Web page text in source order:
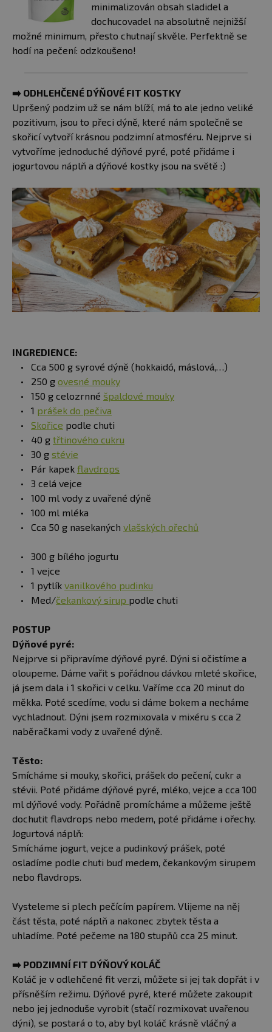
minimalizován obsah sladidel a
dochucovadel na absolutně nejnižší
možné minimum, přesto chutnají skvěle. Perfektně se
hodí na pečení: odzkoušeno!
➡️ ODHLEHČENÉ DÝŇOVÉ FIT KOSTKY
Upršený podzim už se nám blíží, má to ale jedno veliké
pozitivum, jsou to přeci dýně, které nám společně se
skořicí vytvoří krásnou podzimní atmosféru. Nejprve si
vytvoříme jednoduché dýňové pyré, poté přidáme i
jogurtovou náplň a dýňové kostky jsou na světě :)
INGREDIENCE:
Cca 500 g syrové dýně (hokkaidó, máslová,…)
250 g ovesné mouky
150 g celozrnné špaldové mouky
1 prášek do pečiva
Skořice podle chuti
40 g třtinového cukru
30 g stévie
Pár kapek flavdrops
3 celá vejce
100 ml vody z uvařené dýně
100 ml mléka
Cca 50 g nasekaných vlašských ořechů
300 g bílého jogurtu
1 vejce
1 pytlík vanilkového pudinku
Med/čekankový sirup podle chuti
POSTUP
Dýňové pyré:
Nejprve si připravíme dýňové pyré. Dýni si očistíme a
oloupeme. Dáme vařit s pořádnou dávkou mleté skořice,
já jsem dala i 1 skořici v celku. Vaříme cca 20 minut do
měkka. Poté scedíme, vodu si dáme bokem a necháme
vychladnout. Dýni jsem rozmixovala v mixéru s cca 2
naběračkami vody z uvařené dýně.
Těsto:
Smícháme si mouky, skořici, prášek do pečení, cukr a
stévii. Poté přidáme dýňové pyré, mléko, vejce a cca 100
ml dýňové vody. Pořádně promícháme a můžeme ještě
dochutit flavdrops nebo medem, poté přidáme i ořechy.
Jogurtová náplň:
Smícháme jogurt, vejce a pudinkový prášek, poté
osladíme podle chuti buď medem, čekankovým sirupem
nebo flavdrops.
Vysteleme si plech pečícím papírem. Vlijeme na něj
část těsta, poté náplň a nakonec zbytek těsta a
uhladíme. Poté pečeme na 180 stupňů cca 25 minut.
➡️ PODZIMNÍ FIT DÝŇOVÝ KOLÁČ
Koláč je v odlehčené fit verzi, můžete si jej tak dopřát i v
přísněším režimu. Dýňové pyré, které můžete zakoupit
nebo jej jednoduše vyrobit (stačí rozmixovat uvařenou
dýni), se postará o to, aby byl koláč krásně vláčný a